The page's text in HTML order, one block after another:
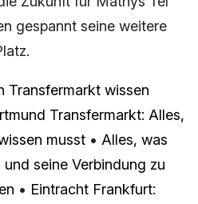
gespannt seine weitere
Transfermarkt wissen
Transfermarkt: Alles,
musst • Alles, was
seine Verbindung zu
• Eintracht Frankfurt: